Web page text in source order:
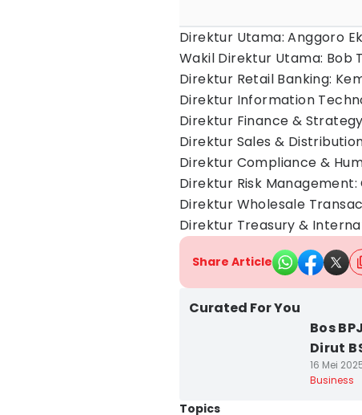
Direktur Utama: Anggoro
Wakil Direktur Utama: Bob
Direktur Retail Banking:
Direktur Information
Direktur Finance &
Direktur Sales &
Direktur Compliance &
Direktur Risk
Direktur Wholesale
Direktur Treasury &
Share Article
Curated For You
Bos
Dirut
16 Mei
Business
Topics